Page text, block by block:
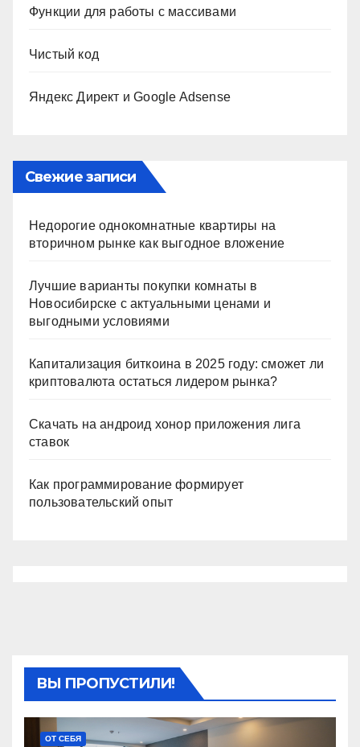
Функции для работы с массивами
Чистый код
Яндекс Директ и Google Adsense
Свежие записи
Недорогие однокомнатные квартиры на
вторичном рынке как выгодное вложение
Лучшие варианты покупки комнаты в
Новосибирске с актуальными ценами и
выгодными условиями
Капитализация биткоина в 2025 году: сможет ли
криптовалюта остаться лидером рынка?
Скачать на андроид хонор приложения лига
ставок
Как программирование формирует
пользовательский опыт
ВЫ ПРОПУСТИЛИ!
ОТ СЕБЯ